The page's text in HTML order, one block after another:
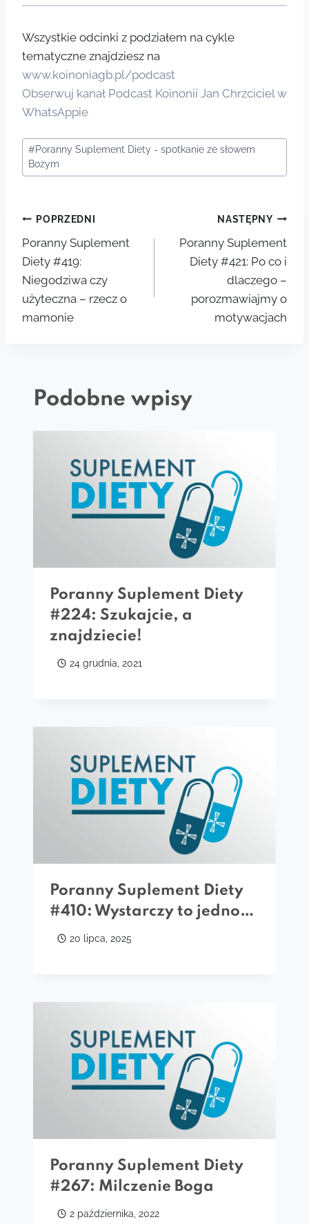
Wszystkie odcinki z podziałem na cykle
tematyczne znajdziesz na
www.koinoniagb.pl/podcast
Obserwuj kanał Podcast Koinonii Jan Chrzciciel w
WhatsAppie
Tagi
wpisu:
#Poranny Suplement Diety - spotkanie ze słowem
Bożym
Nawigacja
wpisu
POPRZEDNI
Poranny Suplement
Diety #419:
Niegodziwa czy
użyteczna – rzecz o
mamonie
NASTĘPNY
Poranny Suplement
Diety #421: Po co i
dlaczego –
porozmawiajmy o
motywacjach
Podobne wpisy
Poranny Suplement Diety
#224: Szukajcie, a
znajdziecie!
24 grudnia, 2021
Poranny Suplement Diety
#410: Wystarczy to jedno…
20 lipca, 2025
Poranny Suplement Diety
#267: Milczenie Boga
2 października, 2022